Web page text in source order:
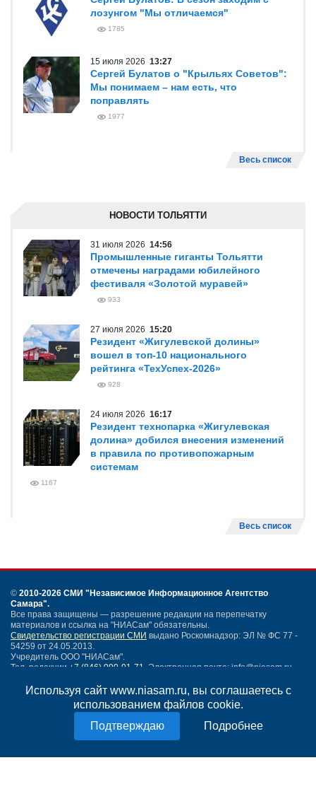
Используя сайт www.niasam.ru, вы соглашаетесь с
использованием файлов cookie.
Подробнее
лозунгом "Мы отличаемся"
1785
15 июля 2026 13:27
Сергей Булатов о "Крыльях Советов":
Мы понимаем – нам есть, что
поправлять
1977
Весь список
НОВОСТИ ТОЛЬЯТТИ
31 июля 2026 14:56
Промышленные гиганты Тольятти
отмечены наградами юбилейного
фестиваля «Золотой муравей»
933
27 июля 2026 15:20
Резидент «Жигулевской долины»
вошел в топ-10 национального
рейтинга «ТехУспех-2026»
928
24 июля 2026 16:17
Резидент технопарка «Жигулевская
долина» добился внесения изменений
в правила по противопожарным
системам
1167
Весь список
© 2010-2026 СМИ "Независимое Информационное Агентство
Самара".
Все права защищены — разрешение редакции на перепечатку
материалов и ссылка на "НИАСам" обязательны.
Свидетельство регистрации СМИ выдано Роскомнадзор: ЭЛ № ФС 77 -
54259 от 24.05.2013.
Учредитель ООО "НИАСам".
Тел. редакции +7 (846) 990-91-71. Электронная почта: info@niasam.ru
Написать письмо
Политика конфиденциальности
18+